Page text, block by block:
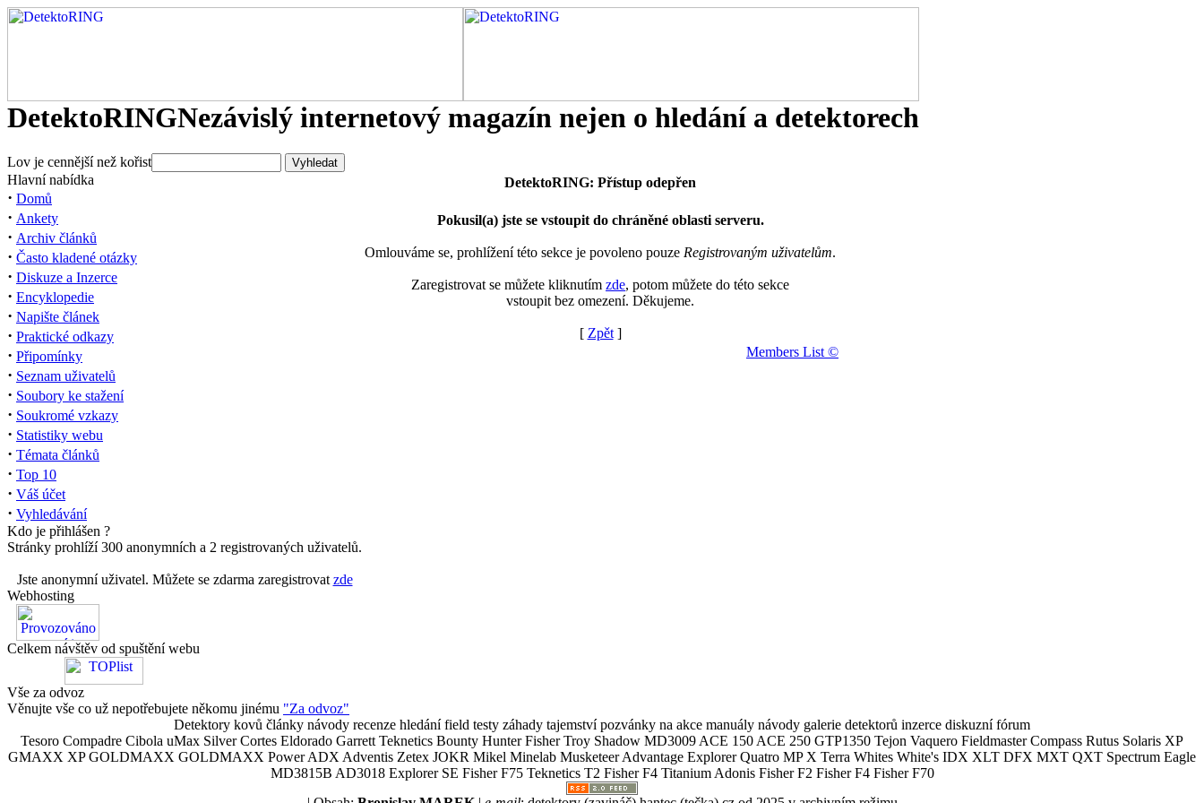
DetektoRINGNezávislý internetový magazín nejen o hledání a detektorech
Lov je cennější než kořist
Hlavní nabídka
· Domů
· Ankety
· Archiv článků
· Často kladené otázky
· Diskuze a Inzerce
· Encyklopedie
· Napište článek
· Praktické odkazy
· Připomínky
· Seznam uživatelů
· Soubory ke stažení
· Soukromé vzkazy
· Statistiky webu
· Témata článků
· Top 10
· Váš účet
· Vyhledávání
Kdo je přihlášen ?
Stránky prohlíží 300 anonymních a 2 registrovaných uživatelů.
Jste anonymní uživatel. Můžete se zdarma zaregistrovat zde
Webhosting
Celkem návštěv od spuštění webu
Vše za odvoz
Věnujte vše co už nepotřebujete někomu jinému "Za odvoz"
DetektoRING: Přístup odepřen
Pokusil(a) jste se vstoupit do chráněné oblasti serveru.
Omlouváme se, prohlížení této sekce je povoleno pouze Registrovaným uživatelům.
Zaregistrovat se můžete kliknutím zde, potom můžete do této sekce
vstoupit bez omezení. Děkujeme.
[ Zpět]
Members List ©
Detektory kovů články návody recenze hledání field testy záhady tajemství pozvánky na akce manuály návody galerie detektorů inzerce diskuzní fórum
Tesoro Compadre Cibola uMax Silver Cortes Eldorado Garrett Teknetics Bounty Hunter Fisher Troy Shadow MD3009 ACE 150 ACE 250 GTP1350 Tejon Vaquero Fieldmaster Compass Rutus Solaris XP
GMAXX XP GOLDMAXX GOLDMAXX Power ADX Adventis Zetex JOKR Mikel Minelab Musketeer Advantage Explorer Quatro MP X Terra Whites White's IDX XLT DFX MXT QXT Spectrum Eagle
MD3815B AD3018 Explorer SE Fisher F75 Teknetics T2 Fisher F4 Titanium Adonis Fisher F2 Fisher F4 Fisher F70